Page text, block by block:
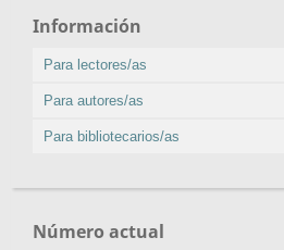
Información
Para lectores/as
Para autores/as
Para bibliotecarios/as
Número actual